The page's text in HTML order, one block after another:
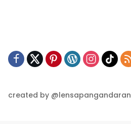
created by @lensapangandaran